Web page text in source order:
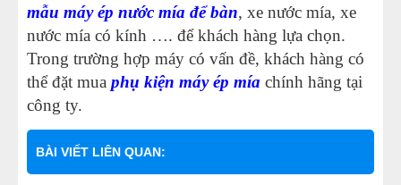
mẫu máy ép nước mía để bàn, xe nước mía, xe
nước mía có kính …. để khách hàng lựa chọn.
Trong trường hợp máy có vấn đề, khách hàng có
thể đặt mua phụ kiện máy ép mía chính hãng tại
công ty.
BÀI VIẾT LIÊN QUAN: